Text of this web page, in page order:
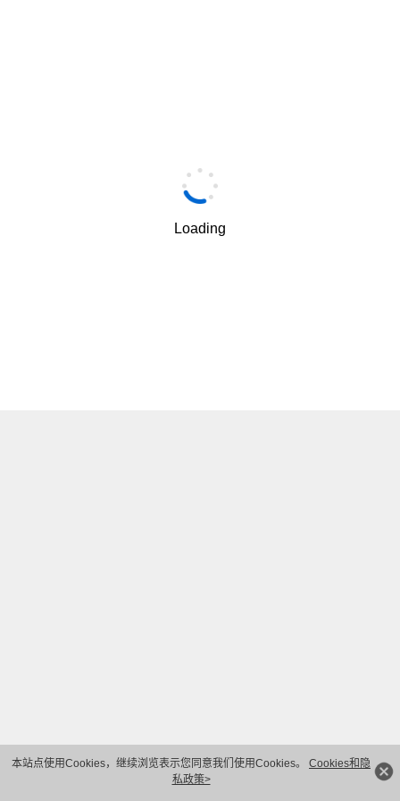
本站点使用Cookies，继续浏览表示您同意我们使用Cookies。 Cookies和隐
私政策>
Loading